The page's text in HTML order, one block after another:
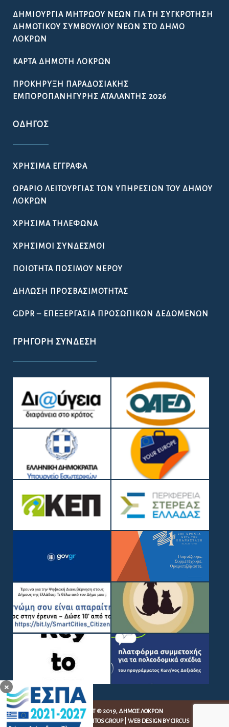
×
ΔΗΜΙΟΥΡΓΊΑ ΜΗΤΡΏΟΥ ΝΈΩΝ ΓΙΑ ΤΗ ΣΥΓΚΡΌΤΗΣΗ
ΔΗΜΟΤΙΚΟΎ ΣΥΜΒΟΥΛΊΟΥ ΝΈΩΝ ΣΤΟ ΔΉΜΟ
ΛΟΚΡΏΝ
ΚΆΡΤΑ ΔΗΜΌΤΗ ΛΟΚΡΏΝ
ΠΡΟΚΉΡΥΞΗ ΠΑΡΑΔΟΣΙΑΚΉΣ
ΕΜΠΟΡΟΠΑΝΉΓΥΡΗΣ ΑΤΑΛΆΝΤΗΣ 2026
ΟΔΗΓΌΣ
ΧΡΉΣΙΜΑ ΈΓΓΡΑΦΑ
ΩΡΆΡΙΟ ΛΕΙΤΟΥΡΓΊΑΣ ΤΩΝ ΥΠΗΡΕΣΙΏΝ ΤΟΥ ΔΉΜΟΥ
ΛΟΚΡΏΝ
ΧΡΉΣΙΜΑ ΤΗΛΈΦΩΝΑ
ΧΡΉΣΙΜΟΙ ΣΎΝΔΕΣΜΟΙ
ΠΟΙΌΤΗΤΑ ΠΌΣΙΜΟΥ ΝΕΡΟΎ
ΔΉΛΩΣΗ ΠΡΟΣΒΑΣΙΜΌΤΗΤΑΣ
GDPR – ΕΠΕΞΕΡΓΑΣΙΑ ΠΡΟΣΩΠΙΚΩΝ ΔΕΔΟΜΕΝΩΝ
ΓΡΉΓΟΡΗ ΣΎΝΔΕΣΗ
COPYRIGHT © 2019, ΔΉΜΟΣ ΛΟΚΡΏΝ
WEB DEVELOPMENT BYEGRITOS GROUP| WEB DESIGN BY CIRCUS